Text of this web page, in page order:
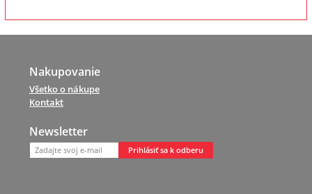
Nakupovanie
Všetko o nákupe
Kontakt
Newsletter
Prihlásiť sa k odberu